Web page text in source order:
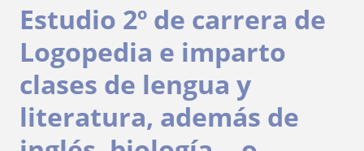
Estudio 2º de carrera de
Logopedia e imparto
clases de lengua y
literatura, además de